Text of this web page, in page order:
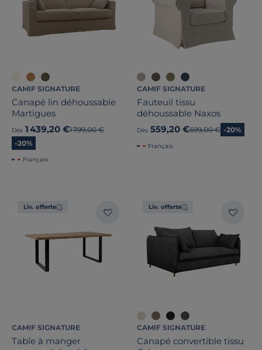
CAMIF SIGNATURE
Canapé lin déhoussable
Martigues
Dès 1 439,20 €Ancien prix
1 799,00 €
-20%
Français
CAMIF SIGNATURE
Fauteuil tissu
déhoussable Naxos
Dès 559,20 €Ancien prix
699,00 € -20%
Français
Liv. offerte
CAMIF SIGNATURE
Table à manger
Liv. offerte
CAMIF SIGNATURE
Canapé convertible tissu